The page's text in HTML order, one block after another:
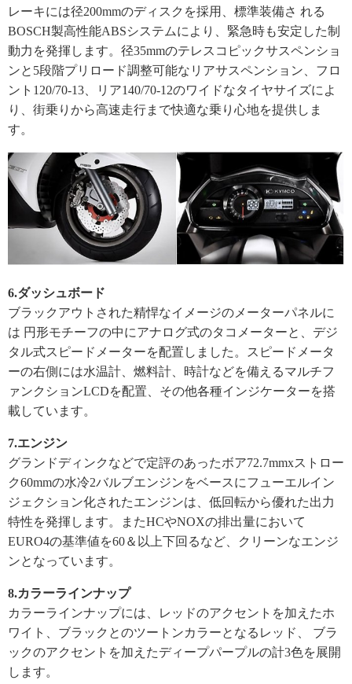
レーキには径200mmのディスクを採用、標準装備さ れる
BOSCH製高性能ABSシステムにより、 緊急時も安定した制
動力を発揮します。 径35mmのテレスコピックサスペンショ
ンと5段階プリロード調整可能なリアサスペンション、フロ
ント120/70-13、
リア140/70-12のワイドなタイヤサイズによ
り、 街乗りから高速走行まで快適な乗り心地を提供しま
す。
6.ダッシュボード
ブラックアウトされた精悍なイメージのメーターパネルに
は 円形モチーフの中にアナログ式のタコメーターと、 デジ
タル式スピードメーターを配置しました。
スピードメータ
ーの右側には水温計、燃料計、 時計などを備えるマルチフ
ァンクションLCDを配置、 その他各種インジケーターを搭
載しています。
7.エンジン
グランドディンクなどで定評のあったボア72.7mmxストロー
ク60mmの水冷2バルブエンジンをベースにフ ューエルイン
ジェクション化されたエンジンは、 低回転から優れた出力
特性を発揮します。
またHCやNOXの排出量において
EURO4の基準値を60＆ 以上下回るなど、クリーンなエンジ
ンとなっています。
8.カラーラインナップ
カラーラインナップには、レッドのアクセントを加えたホ
ワイト、 ブラックとのツートンカラーとなるレッド、 ブラ
ックのアクセントを加えたディープパープルの計3色を展開
し ます。